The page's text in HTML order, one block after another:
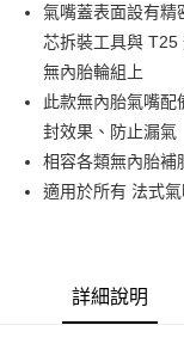
１．簡單：不需註冊會
２．便利：只要手機號
３．安心：先確認商品
【「AFTEE先享後付」
結帳頁面，進行簡訊認
２．訂單成立數日內，
３．收到繳費通知簡訊
ATM／網路銀行／等多
※ 交易是否成功請以「
是否繳費成功／繳費後
運送方式
全家取貨付款
每筆NT$60
付款後－全家取貨
每筆NT$60
付款後－7-11取貨
每筆NT$60
氣嘴蓋表面設有精
芯拆裝工具與 T25
無內胎輪組上
此款無內胎氣嘴配
封效果、防止漏氣
相容各類無內胎補
適用於所有 法式
詳細說明